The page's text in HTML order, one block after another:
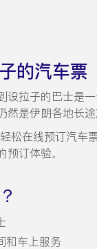
的汽车票
设拉子的巴士是
是伊朗各地长途
松在线预订汽车
订体验。
和车上服务